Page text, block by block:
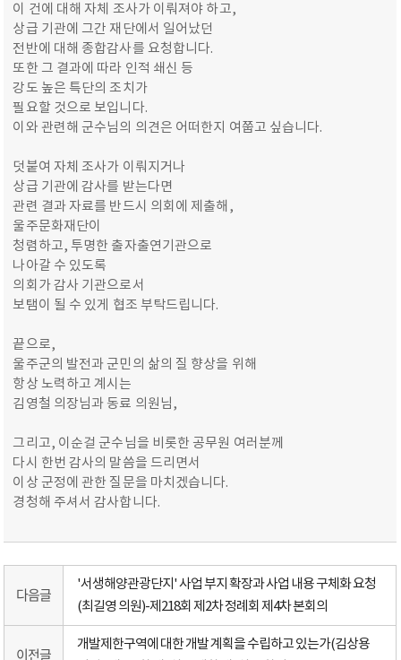
이 건에 대해 자체 조사가 이뤄져야 하고,
상급 기관에 그간 재단에서 일어났던
전반에 대해 종합감사를 요청합니다.
또한 그 결과에 따라 인적 쇄신 등
강도 높은 특단의 조치가
필요할 것으로 보입니다.
이와 관련해 군수님의 의견은 어떠한지 여쭙고 싶습니다.
덧붙여 자체 조사가 이뤄지거나
상급 기관에 감사를 받는다면
관련 결과 자료를 반드시 의회에 제출해,
울주문화재단이
청렴하고, 투명한 출자출연기관으로
나아갈 수 있도록
의회가 감사 기관으로서
보탬이 될 수 있게 협조 부탁드립니다.
끝으로,
울주군의 발전과 군민의 삶의 질 향상을 위해
항상 노력하고 계시는
김영철 의장님과 동료 의원님,
그리고, 이순걸 군수님을 비롯한 공무원 여러분께
다시 한번 감사의 말씀을 드리면서
이상 군정에 관한 질문을 마치겠습니다.
경청해 주셔서 감사합니다.
다음글
'서생해양관광단지' 사업 부지 확장과 사업 내용 구체화 요청
(최길영 의원)-제218회 제2차 정례회 제4차 본회의
이전글
개발제한구역에 대한 개발 계획을 수립하고 있는가(김상용